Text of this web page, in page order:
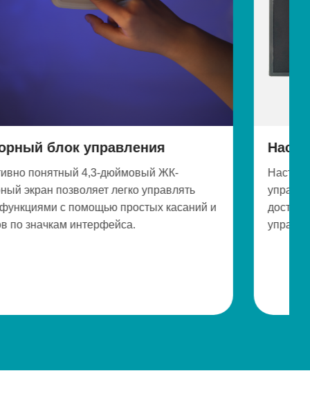
и
Настенная панель
Настенная панель позволяет хирургам
управлять световыми головками и
доступ ко всем функциям сенсорного
управления непосредственно со стены.